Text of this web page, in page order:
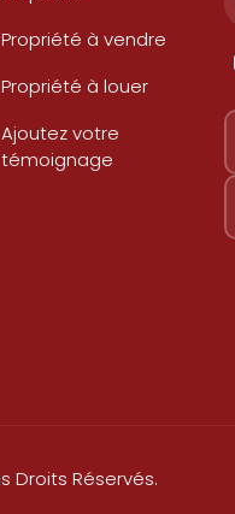
Propriété à vendre
Propriété à louer
Ajoutez votre
témoignage
Droits Réservés.